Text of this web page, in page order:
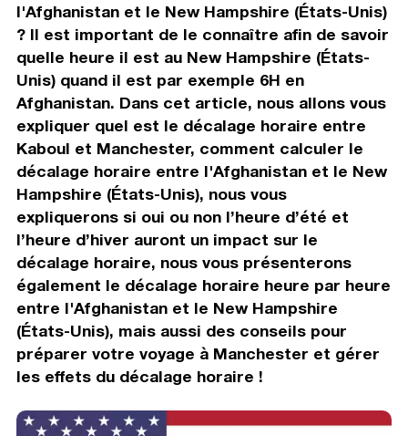
l'Afghanistan et le New Hampshire (États-Unis)
? Il est important de le connaître afin de savoir
quelle heure il est au New Hampshire (États-
Unis) quand il est par exemple 6H en
Afghanistan. Dans cet article, nous allons vous
expliquer quel est le décalage horaire entre
Kaboul et Manchester, comment calculer le
décalage horaire entre l'Afghanistan et le New
Hampshire (États-Unis), nous vous
expliquerons si oui ou non l’heure d’été et
l’heure d’hiver auront un impact sur le
décalage horaire, nous vous présenterons
également le décalage horaire heure par heure
entre l'Afghanistan et le New Hampshire
(États-Unis), mais aussi des conseils pour
préparer votre voyage à Manchester et gérer
les effets du décalage horaire !